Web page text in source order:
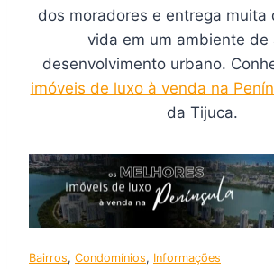
dos moradores e entrega muita
vida em um ambiente de
desenvolvimento urbano.
imóveis de luxo à venda na
da Tijuca.
Bairros, Condomínios, Informações